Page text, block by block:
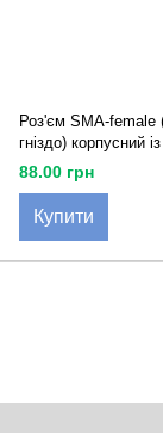
Роз'єм SMA-female
гніздо) корпусний
Renhotec — 50 Ом,
-55…+125°C
88.00 грн
Купити